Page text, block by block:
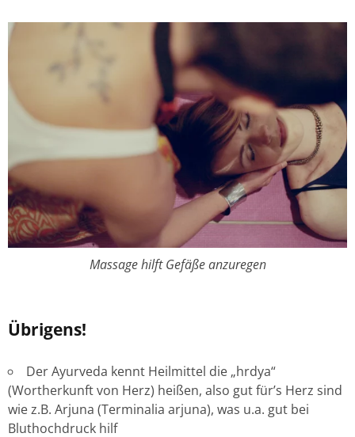
Massage hilft Gefäße anzuregen
Übrigens!
Der Ayurveda kennt Heilmittel die „hrdya“
(Wortherkunft von Herz) heißen, also gut für’s Herz sind
wie z.B. Arjuna (Terminalia arjuna), was u.a. gut bei
Bluthochdruck hilf